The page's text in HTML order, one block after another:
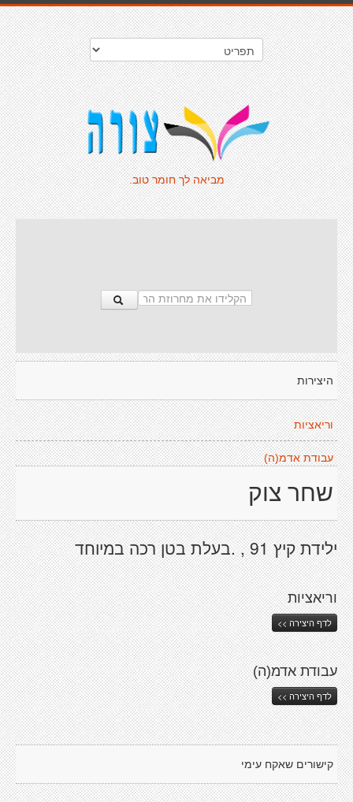
מביאה לך חומר טוב.
היצירות
וריאציות
עבודת אדמ(ה)
שחר צוק
ילידת קיץ 91 , .בעלת בטן רכה במיוחד
וריאציות
לדף היצירה >>
עבודת אדמ(ה)
לדף היצירה >>
קישורים שאקח עימי